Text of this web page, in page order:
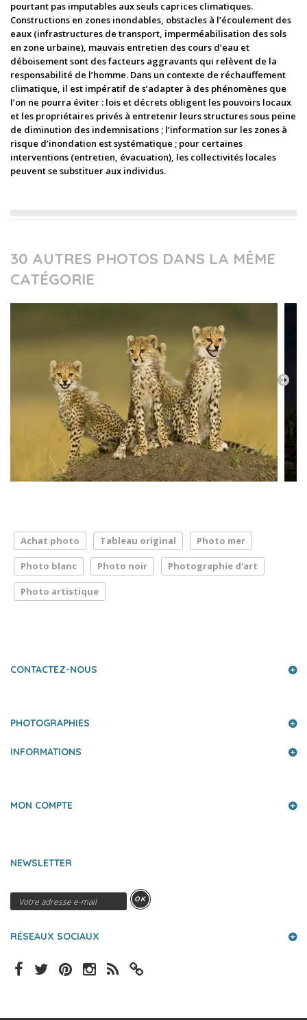
pourtant pas imputables aux seuls caprices climatiques.
Constructions en zones inondables, obstacles à l’écoulement des
eaux (infrastructures de transport, imperméabilisation des sols
en zone urbaine), mauvais entretien des cours d’eau et
déboisement sont des facteurs aggravants qui relèvent de la
responsabilité de l’homme. Dans un contexte de réchauffement
climatique, il est impératif de s’adapter à des phénomènes que
l’on ne pourra éviter : lois et décrets obligent les pouvoirs locaux
et les propriétaires privés à entretenir leurs structures sous peine
de diminution des indemnisations ; l’information sur les zones à
risque d’inondation est systématique ; pour certaines
interventions (entretien, évacuation), les collectivités locales
peuvent se substituer aux individus.
30 AUTRES PHOTOS DANS LA MÊME
CATÉGORIE
Achat photo Tableau original Photo mer
Photo blanc Photo noir Photographie d'art
Photo artistique
CONTACTEZ-NOUS
PHOTOGRAPHIES
INFORMATIONS
MON COMPTE
NEWSLETTER
OK
RÉSEAUX SOCIAUX